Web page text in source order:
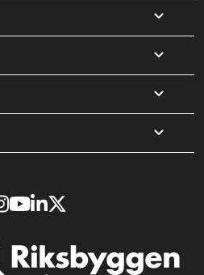
expand_more
expand_more
expand_more
expand_more